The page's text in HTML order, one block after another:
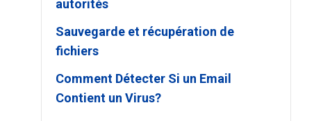
autorités
Sauvegarde et récupération de
fichiers
Comment Détecter Si un Email
Contient un Virus?